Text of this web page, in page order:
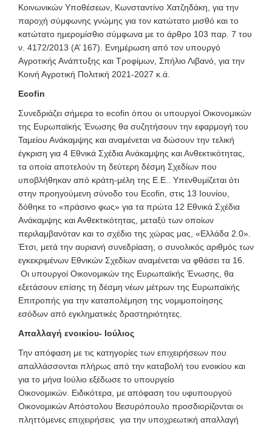
Κοινωνικών Υποθέσεων, Κωνσταντίνο Χατζηδάκη, για την
παροχή σύμφωνης γνώμης για τον κατώτατο μισθό και το
κατώτατο ημερομίσθιο σύμφωνα με το άρθρο 103 παρ. 7 του
ν. 4172/2013 (Α’ 167). Ενημέρωση από τον υπουργό
Αγροτικής Ανάπτυξης και Τροφίμων, Σπήλιο Λιβανό, για την
Κοινή Αγροτική Πολιτική 2021-2027 κ.ά.
Ecofin
Συνεδριάζει σήμερα το ecofin όπου οι υπουργοί Οικονομικών
της Ευρωπαϊκής Ένωσης θα συζητήσουν την εφαρμογή του
Ταμείου Ανάκαμψης και αναμένεται να δώσουν την τελική
έγκριση για 4 Εθνικά Σχέδια Ανάκαμψης και Ανθεκτικότητας,
τα οποία αποτελούν τη δεύτερη δέσμη Σχεδίων που
υποβλήθηκαν από κράτη-μέλη της Ε.Ε.. Υπενθυμίζεται ότι
στην προηγούμενη σύνοδο του Ecofin, στις 13 Ιουνίου,
δόθηκε το «πράσινο φως» για τα πρώτα 12 Εθνικά Σχέδια
Ανάκαμψης και Ανθεκτικότητας, μεταξύ των οποίων
περιλαμβανόταν και το σχέδιο της χώρας μας, «Ελλάδα 2.0».
Έτσι, μετά την αυριανή συνεδρίαση, ο συνολικός αριθμός των
εγκεκριμένων Εθνικών Σχεδίων αναμένεται να φθάσει τα 16.
Οι υπουργοί Οικονομικών της Ευρωπαϊκής Ένωσης, θα
εξετάσουν επίσης τη δέσμη νέων μέτρων της Ευρωπαϊκής
Επιτροπής για την καταπολέμηση της νομιμοποίησης
εσόδων από εγκληματικές δραστηριότητες.
Απαλλαγή ενοικίου- Ιούλιος
Την απόφαση με τις κατηγορίες των επιχειρήσεων που
απαλλάσσονται πλήρως από την καταβολή του ενοικίου και
για το μήνα Ιούλιο εξέδωσε το υπουργείο
Οικονομικών. Ειδικότερα, με απόφαση του υφυπουργού
Οικονομικών Απόστολου Βεσυρόπουλο προσδιορίζονται οι
πληττόμενες επιχειρήσεις για την υποχρεωτική απαλλαγή